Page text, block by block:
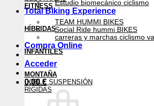
Estudio biomecánico ciclismo
Total Biking Experience
TEAM HUMMI BIKES
Social Ride hummi BIKES
carreras y marchas ciclismo
Compra Online
Acceder
0,00€
FITNESS
HÍBRIDAS
INFANTILES
MONTAÑA
DOBLE SUSPENSIÓN
RÍGIDAS